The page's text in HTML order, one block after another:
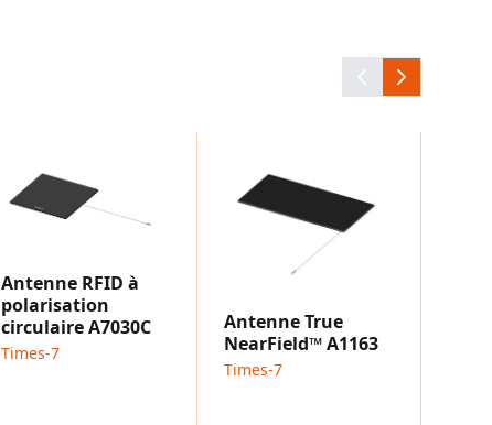
Antenne RFID à
polarisation
circulaire A7030C
Times-7
Antenne True
NearField™ A1163
Times-7